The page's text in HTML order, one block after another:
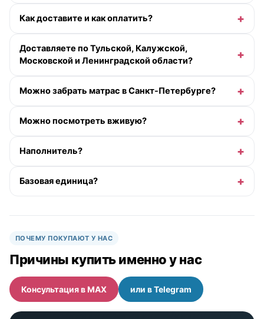
Как доставите и как оплатить?
Доставляете по Тульской, Калужской,
Московской и Ленинградской области?
Можно забрать матрас в Санкт-Петербурге?
Можно посмотреть вживую?
Наполнитель?
Базовая единица?
ПОЧЕМУ ПОКУПАЮТ У НАС
Причины купить именно у нас
Консультация в MAX или в Telegram